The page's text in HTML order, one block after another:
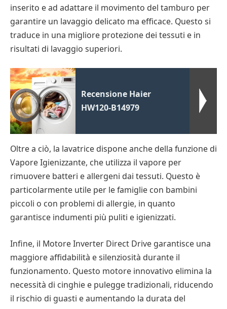
inserito e ad adattare il movimento del tamburo per
garantire un lavaggio delicato ma efficace. Questo si
traduce in una migliore protezione dei tessuti e in
risultati di lavaggio superiori.
Recensione Haier
HW120-B14979
Oltre a ciò, la lavatrice dispone anche della funzione di
Vapore Igienizzante, che utilizza il vapore per
rimuovere batteri e allergeni dai tessuti. Questo è
particolarmente utile per le famiglie con bambini
piccoli o con problemi di allergie, in quanto
garantisce indumenti più puliti e igienizzati.
Infine, il Motore Inverter Direct Drive garantisce una
maggiore affidabilità e silenziosità durante il
funzionamento. Questo motore innovativo elimina la
necessità di cinghie e pulegge tradizionali, riducendo
il rischio di guasti e aumentando la durata del